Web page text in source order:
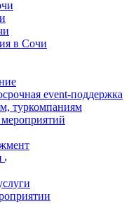
в Сочи
event-поддержка
туркомпаниям